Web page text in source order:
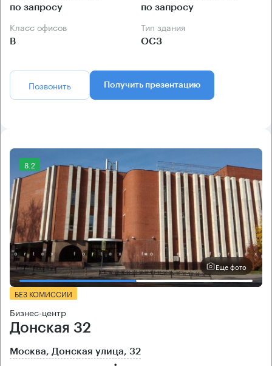
по запросу по запросу
Класс офисов
B
Тип здания
ОСЗ
Позвонить Получить презентацию
8.2
Еще фото
БЕЗ КОМИССИИ
Бизнес-центр
Донская 32
Москва, Донская улица, 32